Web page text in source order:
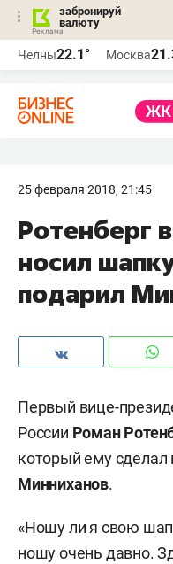
забронируй
валюту
Челны22.1° Москва
25 февраля 2018, 21:45
Ротенберг
носил
подарил
Первый вице-
России Роман
который ему сделал
Минниханов.
«Ношу ли я свою
ношу очень давно.